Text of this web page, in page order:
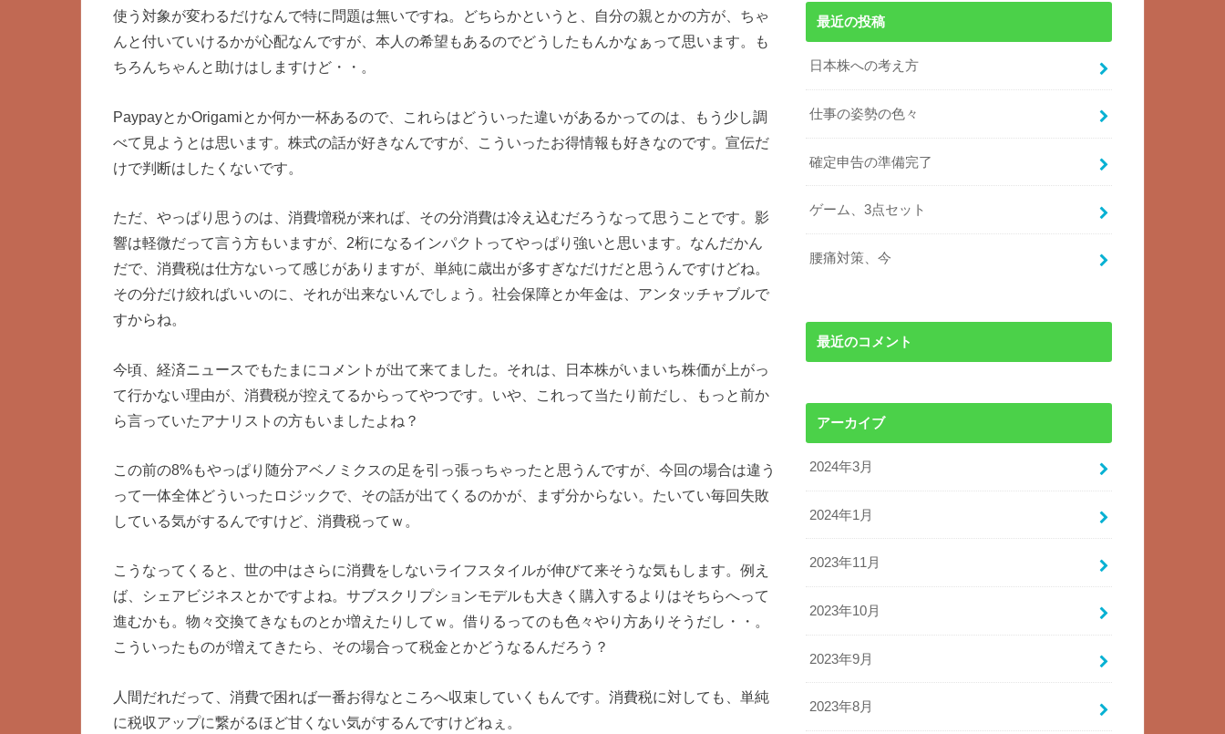
使う対象が変わるだけなんで特に問題は無いですね。どちらかというと、自分の親とかの方が、ちゃ
んと付いていけるかが心配なんですが、本人の希望もあるのでどうしたもんかなぁって思います。も
ちろんちゃんと助けはしますけど・・。
PaypayとかOrigamiとか何か一杯あるので、これらはどういった違いがあるかってのは、もう少し調
べて見ようとは思います。株式の話が好きなんですが、こういったお得情報も好きなのです。宣伝だ
けで判断はしたくないです。
ただ、やっぱり思うのは、消費増税が来れば、その分消費は冷え込むだろうなって思うことです。影
響は軽微だって言う方もいますが、2桁になるインパクトってやっぱり強いと思います。なんだかん
だで、消費税は仕方ないって感じがありますが、単純に歳出が多すぎなだけだと思うんですけどね。
その分だけ絞ればいいのに、それが出来ないんでしょう。社会保障とか年金は、アンタッチャブルで
すからね。
今頃、経済ニュースでもたまにコメントが出て来てました。それは、日本株がいまいち株価が上がっ
て行かない理由が、消費税が控えてるからってやつです。いや、これって当たり前だし、もっと前か
ら言っていたアナリストの方もいましたよね？
この前の8%もやっぱり随分アベノミクスの足を引っ張っちゃったと思うんですが、今回の場合は違う
って一体全体どういったロジックで、その話が出てくるのかが、まず分からない。たいてい毎回失敗
している気がするんですけど、消費税ってｗ。
こうなってくると、世の中はさらに消費をしないライフスタイルが伸びて来そうな気もします。例え
ば、シェアビジネスとかですよね。サブスクリプションモデルも大きく購入するよりはそちらへって
進むかも。物々交換てきなものとか増えたりしてｗ。借りるってのも色々やり方ありそうだし・・。
こういったものが増えてきたら、その場合って税金とかどうなるんだろう？
人間だれだって、消費で困れば一番お得なところへ収束していくもんです。消費税に対しても、単純
に税収アップに繋がるほど甘くない気がするんですけどねぇ。
最近の投稿
日本株への考え方
仕事の姿勢の色々
確定申告の準備完了
ゲーム、3点セット
腰痛対策、今
最近のコメント
アーカイブ
2024年3月
2024年1月
2023年11月
2023年10月
2023年9月
2023年8月